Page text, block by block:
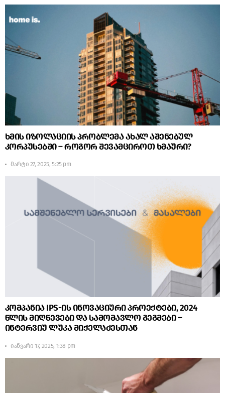
ხმის იზოლაციის პრობლემა ახალ აშენებულ
კორპუსებში – როგორ შევამციროთ ხმაური?
მარტი 27, 2025, 5:25 pm
კომპანია IPS-ის ინოვაციური პროექტები, 2024
წლის მიღწევები და სამომავლო გეგმები –
ინტერვიუ ლუკა მიქელაძესთან
იანვარი 17, 2025, 1:38 pm